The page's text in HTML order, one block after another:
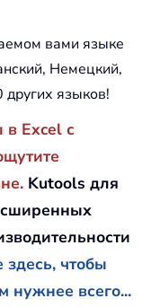
вами языке
Немецкий,
языков!
Excel с
Kutools для
чтобы
нужнее всего...